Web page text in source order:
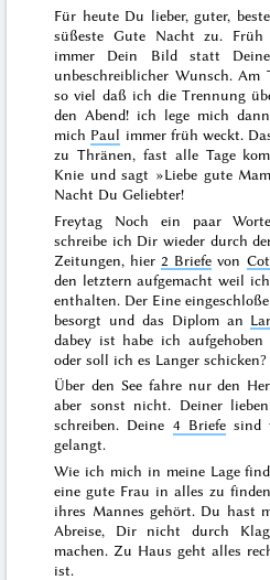
Für heute Du lieber, guter,
süßeste Gute Nacht zu.
immer Dein Bild statt
unbeschreiblicher Wunsch. Am
so viel daß ich die Trennung
den Abend! ich lege mich
mich Paul immer früh weckt.
zu Thränen, fast alle Tage
Knie und sagt »Liebe gute
Nacht Du Geliebter!
Freytag Noch ein paar
schreibe ich Dir wieder durch
Zeitungen, hier 2 Briefe von
den letztern aufgemacht weil
enthalten. Der Eine
besorgt und das Diplom an
dabey ist habe ich
oder soll ich es Langer schicken?
Über den See fahre nur den
aber sonst nicht. Deiner lieben
schreiben. Deine 4 Briefesind
gelangt.
Wie ich mich in meine Lage
eine gute Frau in alles zu
ihres Mannes gehört. Du hast
Abreise, Dir nicht durch
machen. Zu Haus geht alles
ist.